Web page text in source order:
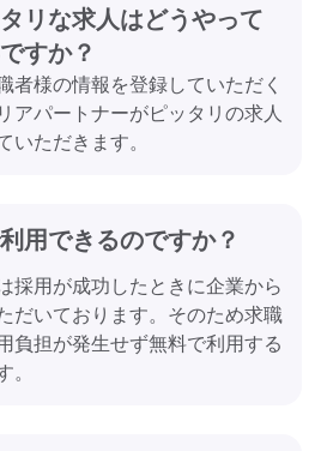
リな求人はどうやって
すか？
者様の情報を登録していただく
アパートナーがピッタリの求人
いただきます。
用できるのですか？
採用が成功したときに企業から
だいております。そのため求職
負担が発生せず無料で利用する